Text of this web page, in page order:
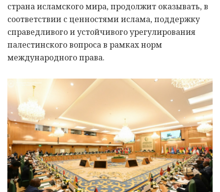
страна исламского мира, продолжит оказывать, в
соответствии с ценностями ислама, поддержку
справедливого и устойчивого урегулирования
палестинского вопроса в рамках норм
международного права.